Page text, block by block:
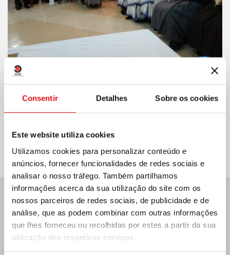
Consentir Detalhes Sobre os cookies
Este website utiliza cookies
Utilizamos cookies para personalizar conteúdo e
anúncios, fornecer funcionalidades de redes sociais e
analisar o nosso tráfego. Também partilhamos
informações acerca da sua utilização do site com os
nossos parceiros de redes sociais, de publicidade e de
análise, que as podem combinar com outras informações
que lhes forneceu ou recolhidas por estes a partir da sua
utilização dos respetivos serviços.
Últimas notícias: